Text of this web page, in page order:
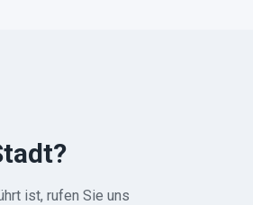
ist, rufen Sie uns